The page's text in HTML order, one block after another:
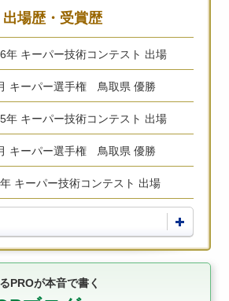
出場歴・受賞歴
年 キーパー技術コンテスト 出場
キーパー選手権 鳥取県 優勝
年 キーパー技術コンテスト 出場
キーパー選手権 鳥取県 優勝
キーパー技術コンテスト 出場
PROが本音で書く